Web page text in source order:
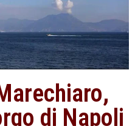
di Napoli